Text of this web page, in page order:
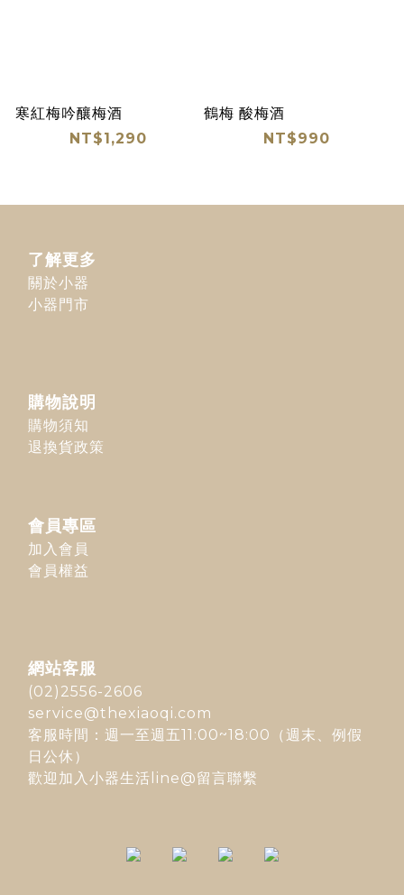
寒紅梅吟釀梅酒
NT$1,290
鶴梅 酸梅酒
NT$990
了解更多
關於小器
小器門市
購物說明
購物須知
退換貨政策
會員專區
加入會員
會員權益
網站客服
(02)2556-2606
service@thexiaoqi.com
客服時間：週一至週五11:00~18:00（週末、例假
日公休）
歡迎加入 小器生活line@留言聯繫